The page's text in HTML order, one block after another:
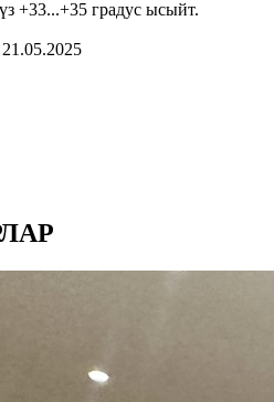
+33...+35 градус ысыйт.